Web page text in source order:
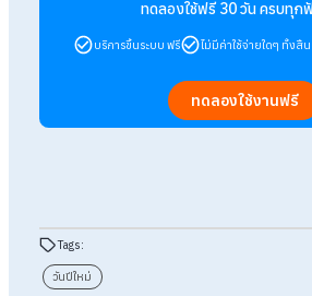
6. เลี่ยงการใส่เสื้อผ้าสีหม่น
การใส่สีดำหรือสีเข้มในวันปีใหม่ถูกมอ
พลังด้านลบเข้ามา แนะนำให้เลือกใส่
สรุป 6 สิ่งไม่ควรทำใน
เริ่มต้นวันปีใหม่ที่ดี